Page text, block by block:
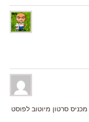
סרטון מיוטוב לפוסט